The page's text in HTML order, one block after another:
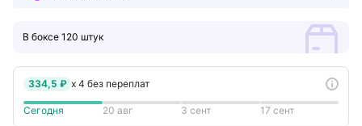
В боксе 120 штук
334,5 ₽ x 4 без переплат
Сегодня 20 авг 3 сент 17 сент